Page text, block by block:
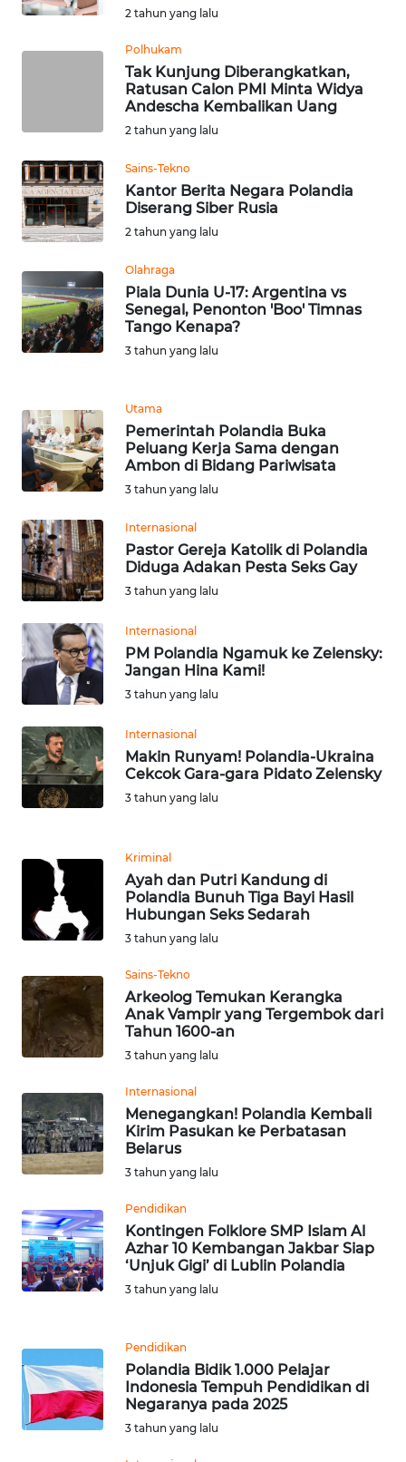
2 tahun yang lalu
Polhukam
Tak Kunjung Diberangkatkan,
Ratusan Calon PMI Minta Widya
Andescha Kembalikan Uang
2 tahun yang lalu
Sains-Tekno
Kantor Berita Negara Polandia
Diserang Siber Rusia
2 tahun yang lalu
Olahraga
Piala Dunia U-17: Argentina vs
Senegal, Penonton 'Boo' Timnas
Tango Kenapa?
3 tahun yang lalu
Utama
Pemerintah Polandia Buka
Peluang Kerja Sama dengan
Ambon di Bidang Pariwisata
3 tahun yang lalu
Internasional
Pastor Gereja Katolik di Polandia
Diduga Adakan Pesta Seks Gay
3 tahun yang lalu
Internasional
PM Polandia Ngamuk ke Zelensky:
Jangan Hina Kami!
3 tahun yang lalu
Internasional
Makin Runyam! Polandia-Ukraina
Cekcok Gara-gara Pidato Zelensky
3 tahun yang lalu
Kriminal
Ayah dan Putri Kandung di
Polandia Bunuh Tiga Bayi Hasil
Hubungan Seks Sedarah
3 tahun yang lalu
Sains-Tekno
Arkeolog Temukan Kerangka
Anak Vampir yang Tergembok dari
Tahun 1600-an
3 tahun yang lalu
Internasional
Menegangkan! Polandia Kembali
Kirim Pasukan ke Perbatasan
Belarus
3 tahun yang lalu
Pendidikan
Kontingen Folklore SMP Islam Al
Azhar 10 Kembangan Jakbar Siap
‘Unjuk Gigi’ di Lublin Polandia
3 tahun yang lalu
Pendidikan
Polandia Bidik 1.000 Pelajar
Indonesia Tempuh Pendidikan di
Negaranya pada 2025
3 tahun yang lalu
WN
PAPUA
BARAT
WN
WN
SERAMBI
WN
SULTRA
NTB
WN
SULTENG
WN
SULBAR
WN
WN
SUMBAR
WN
BENGKULU
LAMPUNG
WN
JATENG
WN
NUSANTARA
WN
WN
JATIM
WN
KALBAR